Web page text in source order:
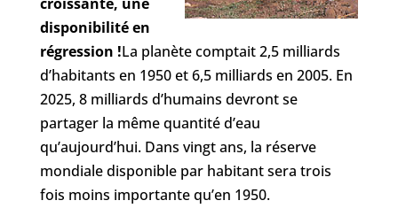
disponibilité en
régression !La planète comptait 2,5 milliards
d’habitants en 1950 et 6,5 milliards en 2005. En
2025, 8 milliards d’humains devront se
partager la même quantité d’eau
qu’aujourd’hui. Dans vingt ans, la réserve
mondiale disponible par habitant sera trois
fois moins importante qu’en 1950.